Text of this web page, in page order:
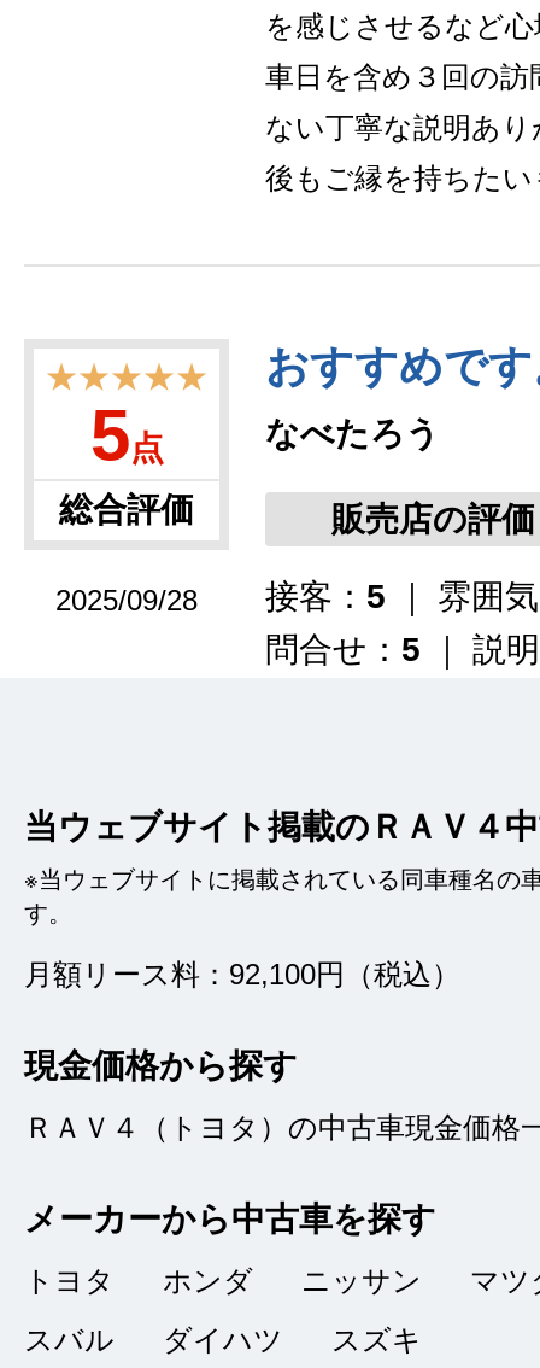
を感じさせるなど
車日を含め３回の
ない丁寧な説明あ
後もご縁を持ちた
★★★★★
5点
総合評価
2025/09/28
おすすめで
なべたろう
販売店の評価
接客： 5 ｜ 雰囲
問合せ： 5 ｜ 説
よかったです。質
いたので安心して
★★★★★
5点
総合評価
2022/05/28
いい買い物
T
販売店の評価
接客：5｜ 雰囲
品質：5｜ 説明：
当ウェブサイト掲載のＲＡＶ４
※当ウェブサイトに掲載されている同車種名の
す。
月額リース料：92,100円（税込）
現金価格から探す
ＲＡＶ４（トヨタ）の中古車現金価格
メーカーから中古車を探す
トヨタ ホンダ ニッサン
マツ
スバル
ダイハツ
スズキ